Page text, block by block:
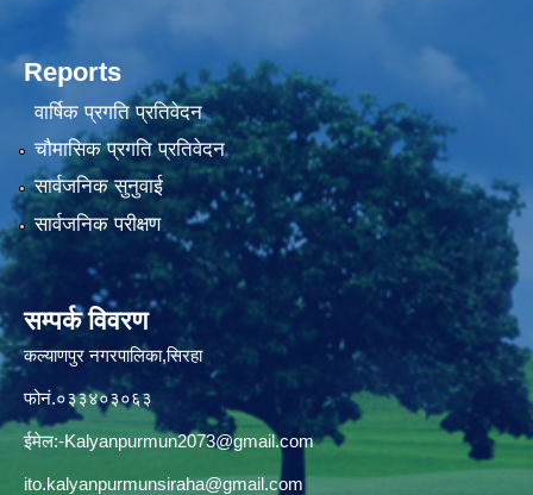
Reports
वार्षिक प्रगति प्रतिवेदन
चौमासिक प्रगति प्रतिवेदन
सार्वजनिक सुनुवाई
सार्वजनिक परीक्षण
सम्पर्क विवरण
कल्याणपुर नगरपालिका,सिरहा
फोनं.०३३४०३०६३
ईमेल:-Kalyanpurmun2073@gmail.com
ito.kalyanpurmunsiraha@gmail.com